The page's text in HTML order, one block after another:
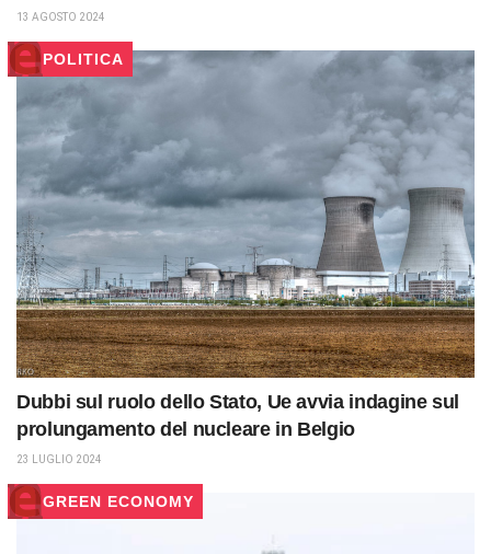
13 AGOSTO 2024
POLITICA
Dubbi sul ruolo dello Stato, Ue avvia indagine sul
prolungamento del nucleare in Belgio
23 LUGLIO 2024
GREEN ECONOMY